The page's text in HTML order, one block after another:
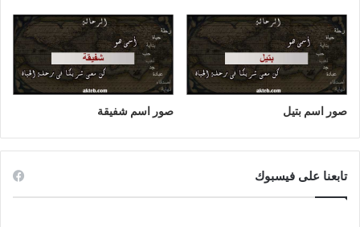
صور اسم بتيل صور اسم شفيقة
تابعنا على فيسبوك